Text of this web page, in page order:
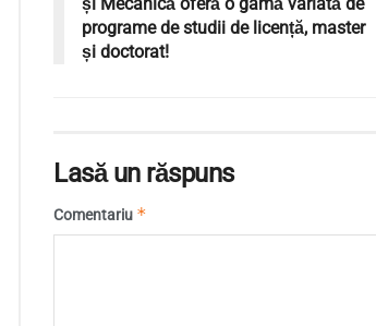
și Mecanică oferă o gamă variată de
programe de studii de licență, master
și doctorat!
Lasă un răspuns
Comentariu *